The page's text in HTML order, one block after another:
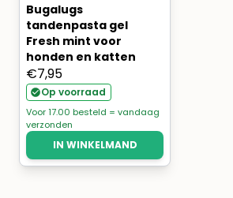
Bugalugs
tandenpasta gel
Fresh mint voor
honden en katten
€7,95
Op voorraad
Voor 17.00 besteld = vandaag
verzonden
IN WINKELMAND